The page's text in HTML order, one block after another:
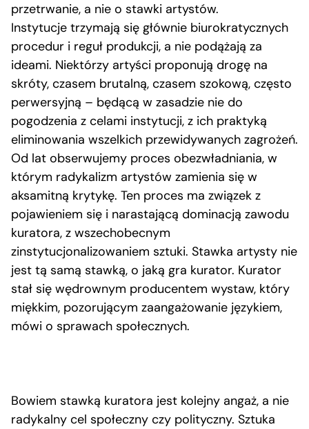
przetrwanie, a nie o stawki artystów.
Instytucje trzymają się głównie biurokratycznych
procedur i reguł produkcji, a nie podążają za
ideami. Niektórzy artyści proponują drogę na
skróty, czasem brutalną, czasem szokową, często
perwersyjną – będącą w zasadzie nie do
pogodzenia z celami instytucji, z ich praktyką
eliminowania wszelkich przewidywanych zagrożeń.
Od lat obserwujemy proces obezwładniania, w
którym radykalizm artystów zamienia się w
aksamitną krytykę. Ten proces ma związek z
pojawieniem się i narastającą dominacją zawodu
kuratora, z wszechobecnym
zinstytucjonalizowaniem sztuki. Stawka artysty nie
jest tą samą stawką, o jaką gra kurator. Kurator
stał się wędrownym producentem wystaw, który
miękkim, pozorującym zaangażowanie językiem,
mówi o sprawach społecznych.
Bowiem stawką kuratora jest kolejny angaż, a nie
radykalny cel społeczny czy polityczny. Sztuka